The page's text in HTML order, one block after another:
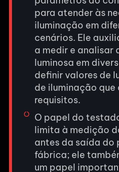
para atender às
iluminação em
cenários. Ele
a medir e analisar
luminosa em
definir valores de
de iluminação
requisitos.
O papel do
limita à medição
antes da saída do
fábrica; ele
um papel